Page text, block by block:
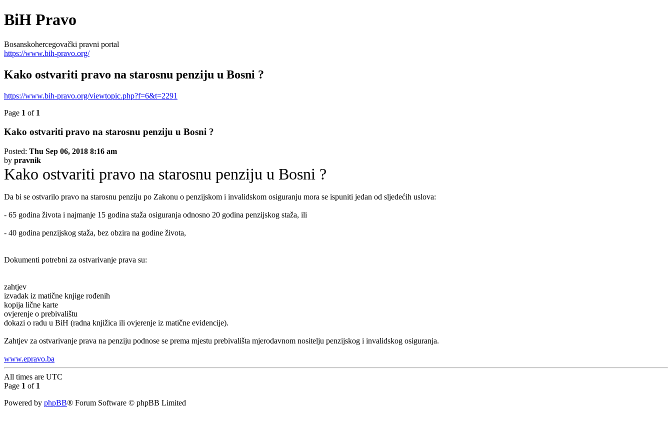
BiH Pravo
Bosanskohercegovački pravni portal
https://www.bih-pravo.org/
Kako ostvariti pravo na starosnu penziju u Bosni ?
https://www.bih-pravo.org/viewtopic.php?f=6&t=2291
Page 1 of 1
Kako ostvariti pravo na starosnu penziju u Bosni ?
Posted: Thu Sep 06, 2018 8:16 am
by pravnik
Kako ostvariti pravo na starosnu penziju u Bosni ?
Da bi se ostvarilo pravo na starosnu penziju po Zakonu o penzijskom i invalidskom osiguranju mora se ispuniti jedan od sljedećih uslova:
- 65 godina života i najmanje 15 godina staža osiguranja odnosno 20 godina penzijskog staža, ili
- 40 godina penzijskog staža, bez obzira na godine života,
Dokumenti potrebni za ostvarivanje prava su:
zahtjev
izvadak iz matične knjige rođenih
kopija lične karte
ovjerenje o prebivalištu
dokazi o radu u BiH (radna knjižica ili ovjerenje iz matične evidencije).
Zahtjev za ostvarivanje prava na penziju podnose se prema mjestu prebivališta mjerodavnom nositelju penzijskog i invalidskog osiguranja.
www.epravo.ba
All times are UTC
Page 1 of 1
Powered by phpBB® Forum Software © phpBB Limited